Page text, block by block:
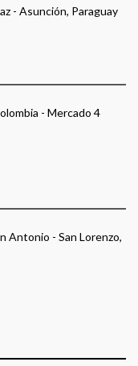
- Asunción, Paraguay
- Mercado 4
Antonio - San Lorenzo,